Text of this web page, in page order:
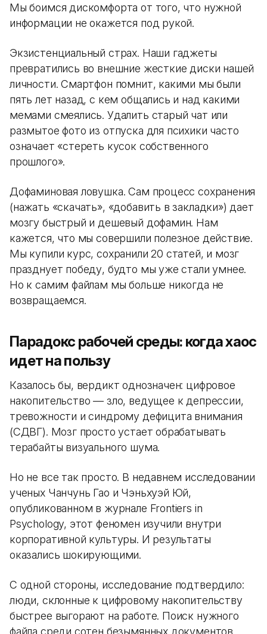
Мы боимся дискомфорта от того, что нужной
информации не окажется под рукой.
Экзистенциальный страх. Наши гаджеты
превратились во внешние жесткие диски нашей
личности. Смартфон помнит, какими мы были
пять лет назад, с кем общались и над какими
мемами смеялись. Удалить старый чат или
размытое фото из отпуска для психики часто
означает «стереть кусок собственного
прошлого».
Дофаминовая ловушка. Сам процесс сохранения
(нажать «скачать», «добавить в закладки») дает
мозгу быстрый и дешевый дофамин. Нам
кажется, что мы совершили полезное действие.
Мы купили курс, сохранили 20 статей, и мозг
празднует победу, будто мы уже стали умнее.
Но к самим файлам мы больше никогда не
возвращаемся.
Парадокс рабочей среды: когда хаос
идет на пользу
Казалось бы, вердикт однозначен: цифровое
накопительство — зло, ведущее к депрессии,
тревожности и синдрому дефицита внимания
(СДВГ). Мозг просто устает обрабатывать
терабайты визуального шума.
Но не все так просто. В недавнем исследовании
ученых Чанчунь Гао и Чэньхуэй Юй,
опубликованном в журнале Frontiers in
Psychology, этот феномен изучили внутри
корпоративной культуры. И результаты
оказались шокирующими.
С одной стороны, исследование подтвердило:
люди, склонные к цифровому накопительству
быстрее выгорают на работе. Поиск нужного
файла среди сотен безымянных документов